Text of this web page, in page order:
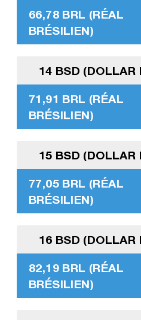
66,78 BRL (RÉAL
BRÉSILIEN)
14 BSD (DOLLAR
71,91 BRL (RÉAL
BRÉSILIEN)
15 BSD (DOLLAR
77,05 BRL (RÉAL
BRÉSILIEN)
16 BSD (DOLLAR
82,19 BRL (RÉAL
BRÉSILIEN)